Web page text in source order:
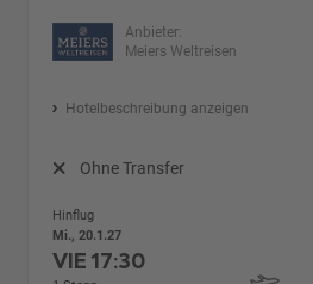
Anbieter:
Meiers Weltreisen
Hotelbeschreibung anzeigen
Ohne Transfer
Hinflug
Mi., 20.1.27
VIE17:30